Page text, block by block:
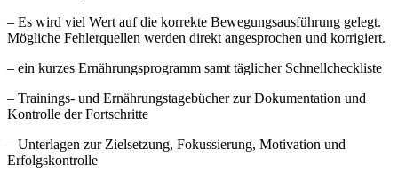
– Es wird viel Wert auf die korrekte Bewegungsausführung gelegt.
Mögliche Fehlerquellen werden direkt angesprochen und korrigiert.
– ein kurzes Ernährungsprogramm samt täglicher Schnellcheckliste
– Trainings- und Ernährungstagebücher zur Dokumentation und
Kontrolle der Fortschritte
– Unterlagen zur Zielsetzung, Fokussierung, Motivation und
Erfolgskontrolle